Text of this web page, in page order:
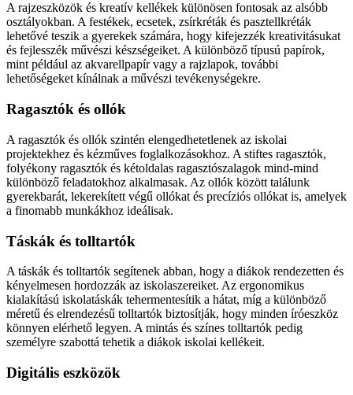
A rajzeszközök és kreatív kellékek különösen fontosak az alsóbb
osztályokban. A festékek, ecsetek, zsírkréták és pasztellkréták
lehetővé teszik a gyerekek számára, hogy kifejezzék kreativitásukat
és fejlesszék művészi készségeiket. A különböző típusú papírok,
mint például az akvarellpapír vagy a rajzlapok, további
lehetőségeket kínálnak a művészi tevékenységekre.
Ragasztók és ollók
A ragasztók és ollók szintén elengedhetetlenek az iskolai
projektekhez és kézműves foglalkozásokhoz. A stiftes ragasztók,
folyékony ragasztók és kétoldalas ragasztószalagok mind-mind
különböző feladatokhoz alkalmasak. Az ollók között találunk
gyerekbarát, lekerekített végű ollókat és precíziós ollókat is, amelyek
a finomabb munkákhoz ideálisak.
Táskák és tolltartók
A táskák és tolltartók segítenek abban, hogy a diákok rendezetten és
kényelmesen hordozzák az iskolaszereiket. Az ergonomikus
kialakítású iskolatáskák tehermentesítik a hátat, míg a különböző
méretű és elrendezésű tolltartók biztosítják, hogy minden íróeszköz
könnyen elérhető legyen. A mintás és színes tolltartók pedig
személyre szabottá tehetik a diákok iskolai kellékeit.
Digitális eszközök